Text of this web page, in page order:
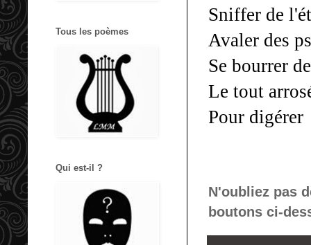
Sniffer de
Avaler des
Se bourrer
Le tout
Pour digérer
N'oubliez pas
boutons ci-
Tous les poèmes
Qui est-il ?